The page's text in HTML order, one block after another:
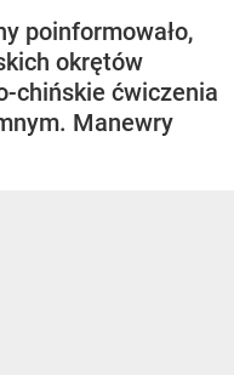
poinformowało,
okrętów
chińskie ćwiczenia
Manewry